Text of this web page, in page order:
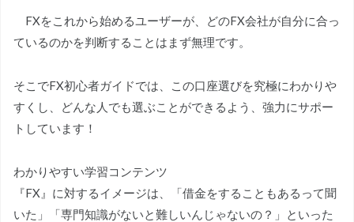
FXをこれから始めるユーザーが、どのFX会社が自分に合っ
ているのかを判断することはまず無理です。
そこでFX初心者ガイドでは、この口座選びを究極にわかりや
すくし、どんな人でも選ぶことができるよう、強力にサポー
トしています！
わかりやすい学習コンテンツ
『FX』に対するイメージは、「借金をすることもあるって聞
いた」「専門知識がないと難しいんじゃないの？」といった